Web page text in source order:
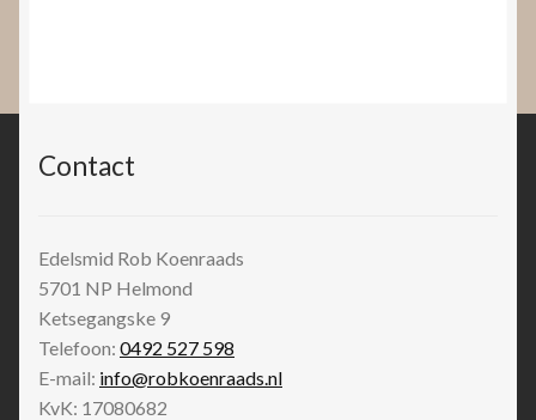
Contact
Edelsmid Rob Koenraads
5701 NP Helmond
Ketsegangske 9
Telefoon: 0492 527 598
E-mail: info@robkoenraads.nl
KvK: 17080682